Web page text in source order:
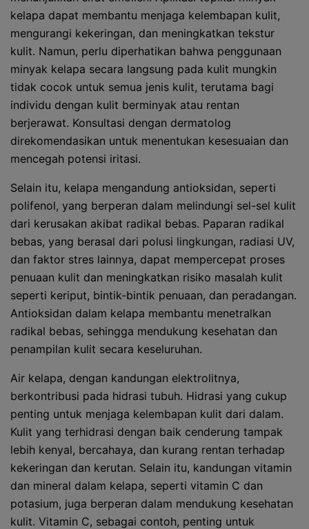
kelapa dapat membantu menjaga kelembapan kulit,
mengurangi kekeringan, dan meningkatkan tekstur
kulit. Namun, perlu diperhatikan bahwa penggunaan
minyak kelapa secara langsung pada kulit mungkin
tidak cocok untuk semua jenis kulit, terutama bagi
individu dengan kulit berminyak atau rentan
berjerawat. Konsultasi dengan dermatolog
direkomendasikan untuk menentukan kesesuaian dan
mencegah potensi iritasi.
Selain itu, kelapa mengandung antioksidan, seperti
polifenol, yang berperan dalam melindungi sel-sel kulit
dari kerusakan akibat radikal bebas. Paparan radikal
bebas, yang berasal dari polusi lingkungan, radiasi UV,
dan faktor stres lainnya, dapat mempercepat proses
penuaan kulit dan meningkatkan risiko masalah kulit
seperti keriput, bintik-bintik penuaan, dan peradangan.
Antioksidan dalam kelapa membantu menetralkan
radikal bebas, sehingga mendukung kesehatan dan
penampilan kulit secara keseluruhan.
Air kelapa, dengan kandungan elektrolitnya,
berkontribusi pada hidrasi tubuh. Hidrasi yang cukup
penting untuk menjaga kelembapan kulit dari dalam.
Kulit yang terhidrasi dengan baik cenderung tampak
lebih kenyal, bercahaya, dan kurang rentan terhadap
kekeringan dan kerutan. Selain itu, kandungan vitamin
dan mineral dalam kelapa, seperti vitamin C dan
potasium, juga berperan dalam mendukung kesehatan
kulit. Vitamin C, sebagai contoh, penting untuk